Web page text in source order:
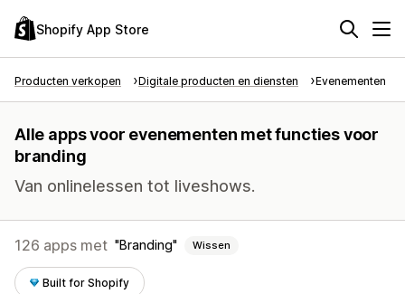
Shopify App Store
Producten verkopen Digitale producten en diensten Evenementen
Alle apps voor evenementen met functies voor
branding
Van onlinelessen tot liveshows.
126 apps met Branding Wissen
Built for Shopify